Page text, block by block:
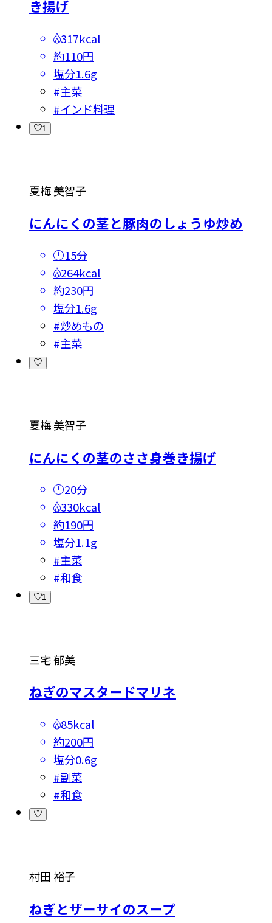
き揚げ
317kcal
約110円
塩分1.6g
#主菜
#インド料理
1
夏梅 美智子
にんにくの茎と豚肉のしょうゆ炒め
15分
264kcal
約230円
塩分1.6g
#炒めもの
#主菜
夏梅 美智子
にんにくの茎のささ身巻き揚げ
20分
330kcal
約190円
塩分1.1g
#主菜
#和食
1
三宅 郁美
ねぎのマスタードマリネ
85kcal
約200円
塩分0.6g
#副菜
#和食
村田 裕子
ねぎとザーサイのスープ